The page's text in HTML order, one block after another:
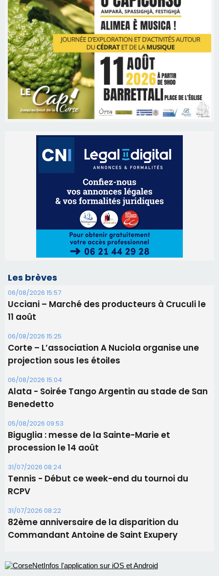
Les brèves
Ucciani – Marché des producteurs à Cruculi le
Corte – L’association A Nuciola organise une
projection sous les étoiles
Alata - Soirée Tango Argentin au stade de San
Benedetto
05/08/2026 09:53
Biguglia : messe de la Sainte-Marie et
procession le 14 août
31/07/2026 08:24
Tennis - Début ce week-end du tournoi du
RCPV
31/07/2026 08:22
82ème anniversaire de la disparition du
Commandant Antoine de Saint Exupery
Les plus lus
Satine Nomary est la nouvelle Miss Corse 2026
d'un spectacle qui ne reviendra pas avant 2081
Bastia – Le festival Porto Latino évacué en urgence
avant le concert de Mosimann
consommation en recul dans les restaurants